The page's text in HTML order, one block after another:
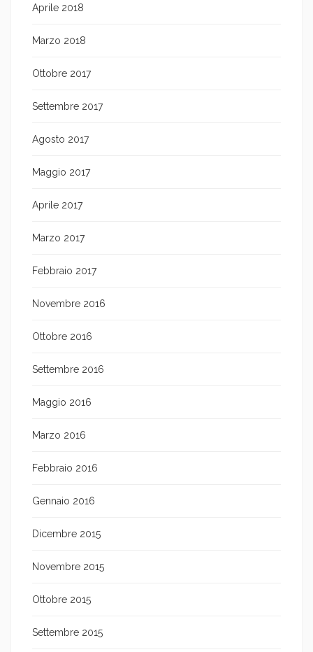
Aprile 2018
Marzo 2018
Ottobre 2017
Settembre 2017
Agosto 2017
Maggio 2017
Aprile 2017
Marzo 2017
Febbraio 2017
Novembre 2016
Ottobre 2016
Settembre 2016
Maggio 2016
Marzo 2016
Febbraio 2016
Gennaio 2016
Dicembre 2015
Novembre 2015
Ottobre 2015
Settembre 2015